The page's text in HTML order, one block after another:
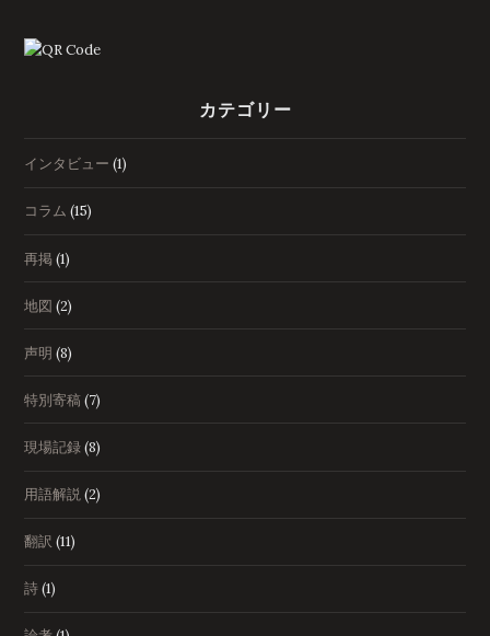
カテゴリー
インタビュー (1)
コラム (15)
再掲 (1)
地図 (2)
声明 (8)
特別寄稿(7)
現場記録(8)
用語解説(2)
翻訳 (11)
詩(1)